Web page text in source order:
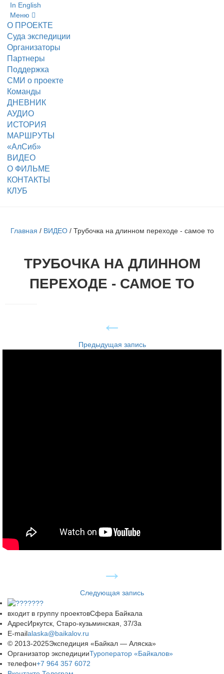
In English
Меню
О ПРОЕКТЕ
Суда экспедиции
Организаторы
Партнеры
Поддержка
СМИ о проекте
Команды
ДНЕВНИК
АУДИО
ИСТОРИЯ
МАРШРУТЫ
«АлСиб»
ВИДЕО
О ФИЛЬМЕ
КОНТАКТЫ
КЛУБ
Главная / ВИДЕО/ Трубочка на длинном переходе - самое то
ТРУБОЧКА НА ДЛИННОМ
ПЕРЕХОДЕ - САМОЕ ТО
Предыдущая запись
Следующая запись
входит в группу проектовСфера Байкала
АдресИркутск, Старо-кузьминская, 37/3а
E-mailalaska@baikalov.ru
© 2013-2025Экспедиция «Байкал — Аляска»
Организатор экспедицииТуроператор «Байкалов»
телефон+7 964 357 6072